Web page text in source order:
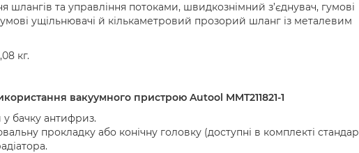
шлангів та управління потоками, швидкознімний з’єднувач, гумові
ущільнювачі й кількаметровий прозорий шланг із металевим
кг.
вакуумного пристрою Autool MMT211821-1
бачку антифриз.
прокладку або конічну головку (доступні в комплекті